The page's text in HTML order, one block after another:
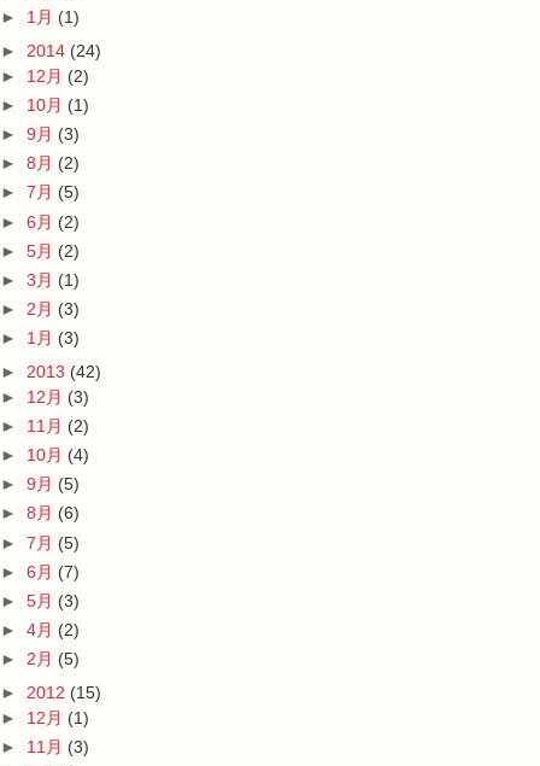
► 1月 (1)
► 2014 (24)
► 12月 (2)
► 10月 (1)
► 9月 (3)
► 8月 (2)
► 7月 (5)
► 6月 (2)
► 5月 (2)
► 3月 (1)
► 2月 (3)
► 1月 (3)
► 2013 (42)
► 12月 (3)
► 11月 (2)
► 10月 (4)
► 9月 (5)
► 8月 (6)
► 7月 (5)
► 6月 (7)
► 5月 (3)
► 4月 (2)
► 2月 (5)
► 2012 (15)
► 12月 (1)
► 11月 (3)